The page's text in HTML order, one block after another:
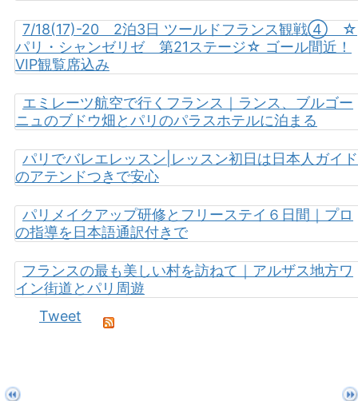
7/18(17)-20 2泊3日 ツールドフランス観戦④ ☆
パリ・シャンゼリゼ 第21ステージ☆ ゴール間近！
VIP観覧席込み
エミレーツ航空で行くフランス｜ランス、ブルゴー
ニュのブドウ畑とパリのパラスホテルに泊まる
パリでバレエレッスン|レッスン初日は日本人ガイド
のアテンドつきで安心
パリメイクアップ研修とフリーステイ６日間｜プロ
の指導を日本語通訳付きで
フランスの最も美しい村を訪ねて｜アルザス地方ワ
イン街道とパリ周遊
Tweet